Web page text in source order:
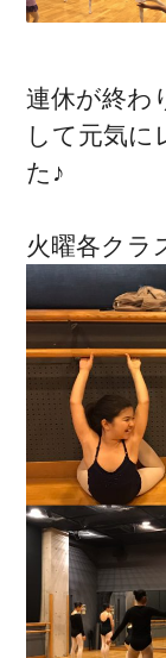
連休が終わ
して元気に
た♪
火曜各クラ